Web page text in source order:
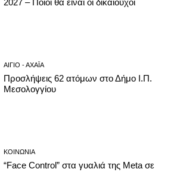
ΑΊΓΙΟ - ΑΧΑΪ́Α
Προσλήψεις 62 ατόμων στο Δήμο Ι.Π.
Μεσολογγίου
ΚΟΙΝΩΝΊΑ
“Face Control” στα γυαλιά της Meta σε